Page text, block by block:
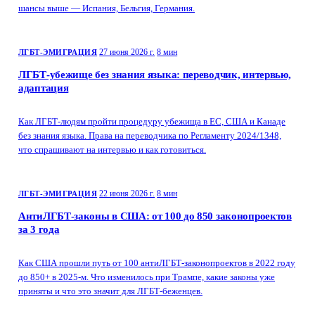
шансы выше — Испания, Бельгия, Германия.
ЛГБТ-ЭМИГРАЦИЯ 27 июня 2026 г. 8 мин
ЛГБТ-убежище без знания языка: переводчик, интервью,
адаптация
Как ЛГБТ-людям пройти процедуру убежища в ЕС, США и Канаде
без знания языка. Права на переводчика по Регламенту 2024/1348,
что спрашивают на интервью и как готовиться.
ЛГБТ-ЭМИГРАЦИЯ 22 июня 2026 г. 8 мин
АнтиЛГБТ-законы в США: от 100 до 850 законопроектов
за 3 года
Как США прошли путь от 100 антиЛГБТ-законопроектов в 2022 году
до 850+ в 2025-м. Что изменилось при Трампе, какие законы уже
приняты и что это значит для ЛГБТ-беженцев.